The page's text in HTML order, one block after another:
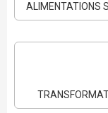
ALIMENTATIONS